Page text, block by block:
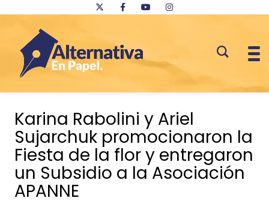
contenido
Karina Rabolini y Ariel
Sujarchuk promocionaron la
Fiesta de la flor y entregaron
un Subsidio a la Asociación
APANNE